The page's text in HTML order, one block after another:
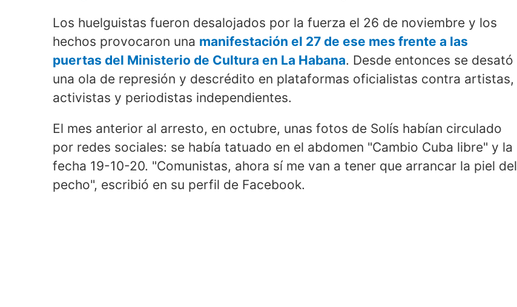
Los huelguistas fueron desalojados por la fuerza el 26 de noviembre y los
hechos provocaron una manifestación el 27 de ese mes frente a las
puertas del Ministerio de Cultura en La Habana. Desde entonces se desató
una ola de represión y descrédito en plataformas oficialistas contra artistas,
activistas y periodistas independientes.
El mes anterior al arresto, en octubre, unas fotos de Solís habían circulado
por redes sociales: se había tatuado en el abdomen "Cambio Cuba libre" y la
fecha 19-10-20. "Comunistas, ahora sí me van a tener que arrancar la piel del
pecho", escribió en su perfil de Facebook.